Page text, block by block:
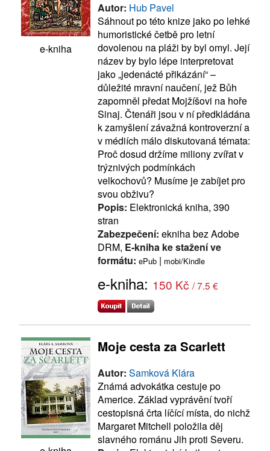
e-kniha
Autor: Hub Pavel
Sáhnout po této knize jako po lehké
humoristické četbě pro letní
dovolenou na pláži by byl omyl. Její
název by bylo lépe interpretovat
jako „jedenácté přikázání“ –
důležité mravní naučení, jež Bůh
zapomněl předat Mojžíšovi na hoře
Sinaj. Čtenáři jsou v ní předkládána
k zamyšlení závažná kontroverzní a
v médiích málo diskutovaná témata:
Proč dosud držíme miliony zvířat v
trýznivých podmínkách
velkochovů? Musíme je zabíjet pro
svou obživu?
Popis: Elektronická kniha, 390
stran
Zabezpečení: ekniha bez Adobe
DRM, E-kniha ke stažení ve
formátu: ePub | mobi/Kindle
e-kniha: 150 Kč / 7.5 €
Moje cesta za Scarlett
Autor: Samková Klára
Známá advokátka cestuje po
Americe. Základ vyprávění tvoří
cestopisná črta líčící místa, do nichž
Margaret Mitchell položila děj
slavného románu Jih proti Severu.